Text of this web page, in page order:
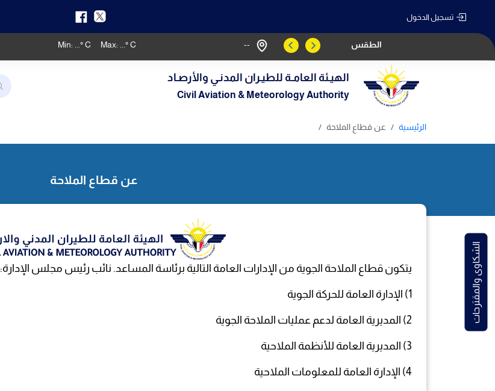
تسجيل الدخول
الطقس --
Max: ° C
Min: ° C
الهيـئة العامـة للطيـران المدنـي والأرصـاد
Civil Aviation & Meteorology Authority
الشكاوى والمقترحات
الرئيسية عن قطاع الملاحة
عن قطاع الملاحة
يتكون قطاع الملاحة الجوية من الإدارات العامة التالية برئاسة المساعد. نائب رئيس مجلس الإدارة:
1) الإدارة العامة للحركة الجوية
2) المديرية العامة لدعم عمليات الملاحة الجوية
3) المديرية العامة للأنظمة الملاحية
4) الإدارة العامة للمعلومات الملاحية